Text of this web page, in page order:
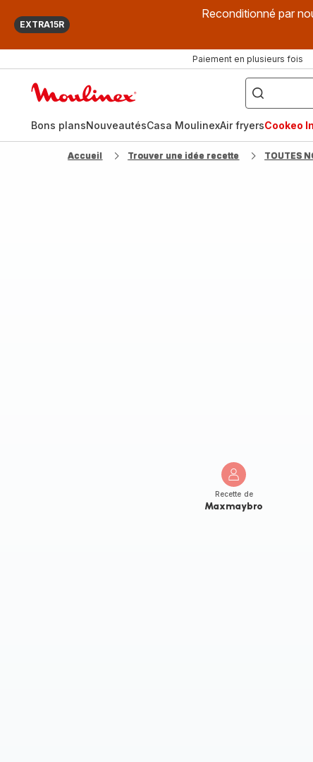
EXTRA15R
Reconditionné par
Paiement en plusieurs fois
["Que
recherchez-
vous
?",
fryer",
"Companion"]
Bons plansNouveautésCasa MoulinexAir fryersCookeo
Accueil Trouver une idée recette TOUTES
Recette de
Maxmaybro